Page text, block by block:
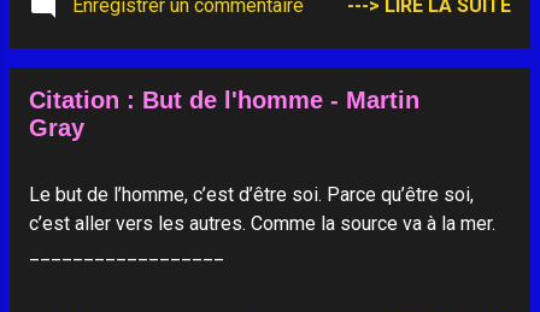
Enregistrer un commentaire ---> LIRE LA SUITE
Citation : But de l'homme - Martin
Gray
Le but de l’homme, c’est d’être soi. Parce qu’être soi,
c’est aller vers les autres. Comme la source va à la mer.